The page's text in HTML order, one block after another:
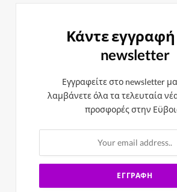
Κάντε
newsletter
Εγγραφείτε στο newsletter
λαμβάνετε όλα τα τελευταία
προσφορές στην